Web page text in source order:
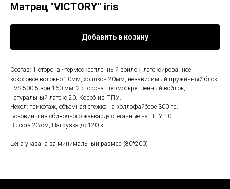
Матрац "VICTORY" iris
Добавить в козину
Состав: 1 сторона - термоскрепленный войлок, латексированное
кокосовое волокно 10мм, холлкон 20мм, независимый пружинный блок
EVS 500 5 зон 160 мм, 2 сторона - термоскрепленный войлок,
натуральный латекс 20. Короб из ППУ.
Чехол: трикотаж, объемная стежка на холлофайбере 300 гр.
Боковины из обивочного жаккарда стеганные на ППУ 10.
Высота 23 см, Нагрузка до 120 кг.
Цена указана за минимальный размер (80*200)